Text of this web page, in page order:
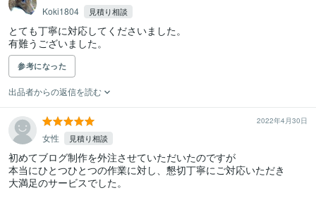
Koki1804 見積り相談
とても丁寧に対応してくださいました。
有難うございました。
参考になった
出品者からの返信を読む
2022年4月30日
女性 見積り相談
初めてブログ制作を外注させていただいたのですが
本当にひとつひとつの作業に対し、懇切丁寧にご対応いただき
大満足のサービスでした。